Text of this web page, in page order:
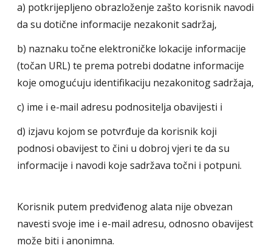
a) potkrijepljeno obrazloženje zašto korisnik navodi
da su dotične informacije nezakonit sadržaj,
b) naznaku točne elektroničke lokacije informacije
(točan URL) te prema potrebi dodatne informacije
koje omogućuju identifikaciju nezakonitog sadržaja,
c) ime i e-mail adresu podnositelja obavijesti i
d) izjavu kojom se potvrđuje da korisnik koji
podnosi obavijest to čini u dobroj vjeri te da su
informacije i navodi koje sadržava točni i potpuni.
Korisnik putem predviđenog alata nije obvezan
navesti svoje ime i e-mail adresu, odnosno obavijest
može biti i anonimna.